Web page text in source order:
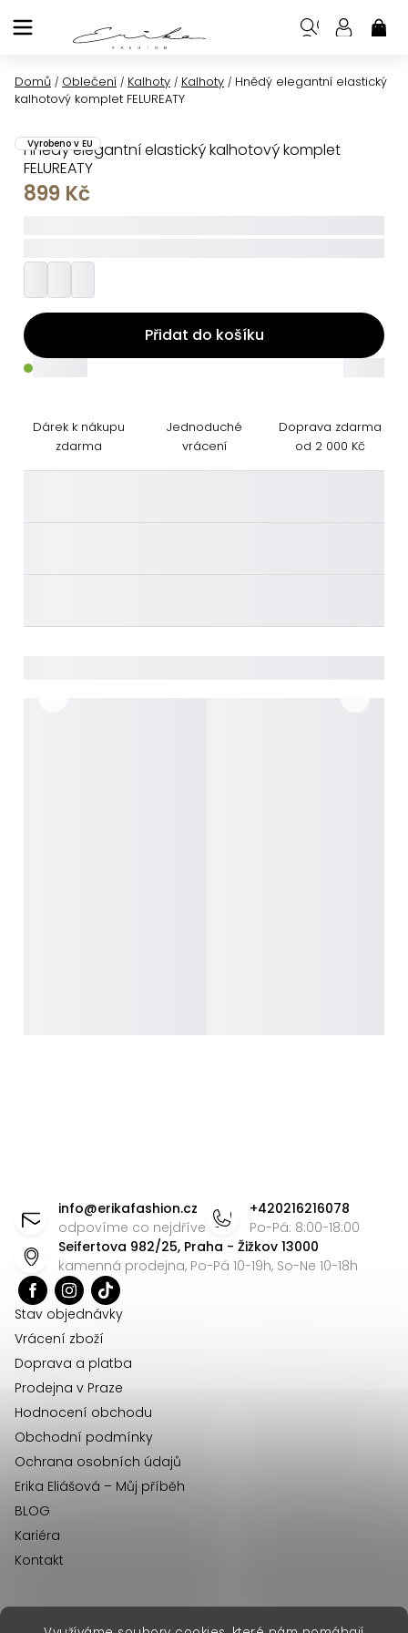
na
Domů / Oblečení / Kalhoty / Kalhoty / Hnědý elegantní elastický
kalhotový komplet FELUREATY
Hnědý elegantní elastický kalhotový komplet
FELUREATY
Vyrobeno v EU
899 Kč
Přidat do košíku
Dárek k nákupu
zdarma
Jednoduché
vrácení
Doprava zdarma
od 2 000 Kč
info@erikafashion.cz
odpovíme co nejdříve
+420216216078
Po-Pá: 8:00-18:00
Seifertova 982/25, Praha - Žižkov 13000
kamenná prodejna, Po-Pá 10-19h, So-Ne 10-18h
Stav objednávky
Vrácení zboží
Doprava a platba
Prodejna v Praze
Hodnocení obchodu
Obchodní podmínky
Ochrana osobních údajů
Erika Eliášová – Můj příběh
BLOG
Kariéra
Kontakt